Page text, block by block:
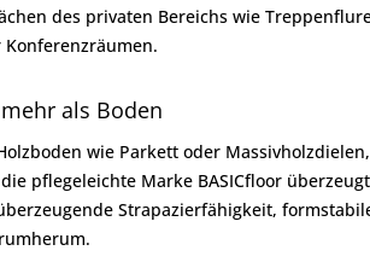
des privaten Bereichs wie
als Boden
wie Parkett oder
pflegeleichte Marke BASICfloor
Strapazierfähigkeit,